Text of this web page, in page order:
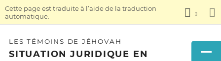
Cette page est traduite à l’aide de la traduction
automatique.
LES TÉMOINS DE JÉHOVAH
SITUATION JURIDIQUE EN